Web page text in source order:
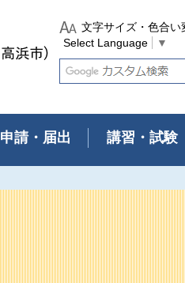
文字サイズ・色合い
Select Language
▼
申請・届出 講習・試験